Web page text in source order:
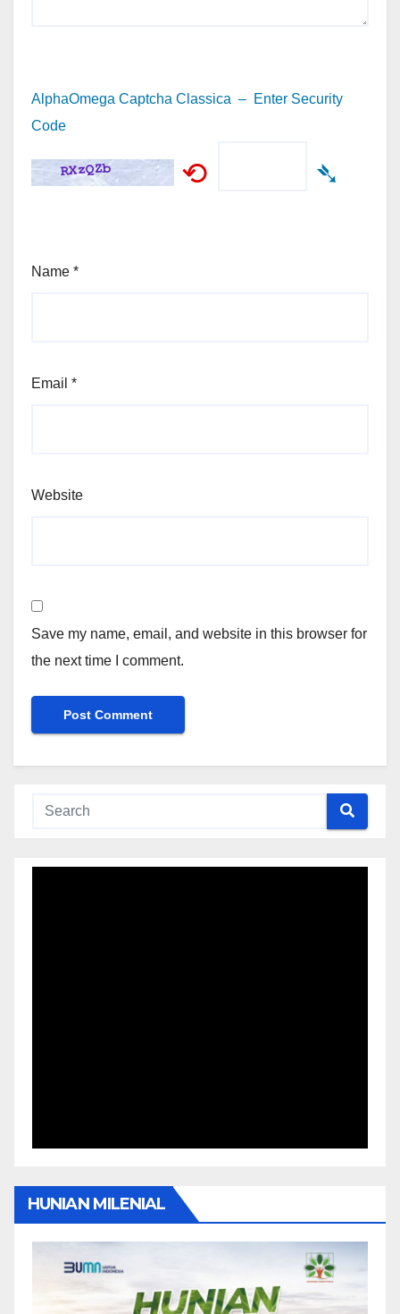
AlphaOmega Captcha Classica – Enter Security
Code
⟲ ➴
Name *
Email *
Website
Save my name, email, and website in this browser for
the next time I comment.
HUNIAN MILENIAL